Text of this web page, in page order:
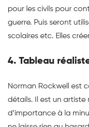
pour les civils pour
guerre. Puis seront
scolaires etc. Elles
4. Tableau
Norman Rockwell est
détails. Il est un
d’importance à la